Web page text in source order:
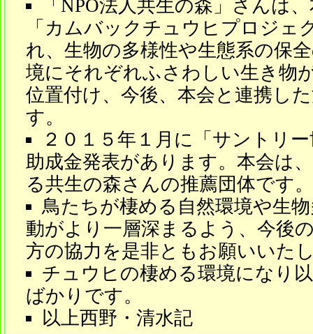
「NPO法人共生の森」さんは
「カムバックチュウヒプロジェ
れ、生物の多様性や生態系の保
境にそれぞれふさわしい生き物
位置付け、今後、本会と連携し
す。
２０１５年１月に「サントリ
助成金発表があります。本会は
る共生の森さんの推薦団体です。
鳥たちが棲める自然環境や生
動がより一層深まるよう、今後
方の協力を是非ともお願いいた
チュウヒの棲める環境になり
ばかりです。
以上西野・清水記